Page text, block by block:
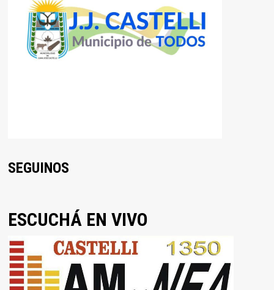
SEGUINOS
ESCUCHÁ EN VIVO